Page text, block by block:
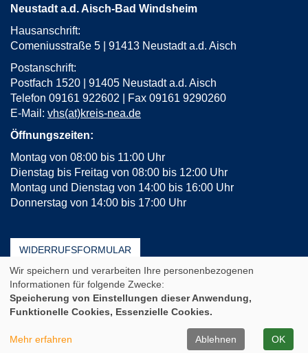
Neustadt a.d. Aisch-Bad Windsheim
Hausanschrift:
Comeniusstraße 5 | 91413 Neustadt a.d. Aisch
Postanschrift:
Postfach 1520 | 91405 Neustadt a.d. Aisch
Telefon 09161 922602 | Fax 09161 9290260
E-Mail: vhs(at)kreis-nea.de
Öffnungszeiten:
Montag von 08:00 bis 11:00 Uhr
Dienstag bis Freitag von 08:00 bis 12:00 Uhr
Montag und Dienstag von 14:00 bis 16:00 Uhr
Donnerstag von 14:00 bis 17:00 Uhr
WIDERRUFSFORMULAR
AGB Impressum
Erklärung zur Barrierefreiheit
Häufige Fragen (FAQ)
Datenschutz
Cookie Einstellungen
Kontrast
Wir speichern und verarbeiten Ihre personenbezogenen
Informationen für folgende Zwecke:
Speicherung von Einstellungen dieser Anwendung,
Funktionelle Cookies, Essenzielle Cookies.
Mehr erfahren Ablehnen OK